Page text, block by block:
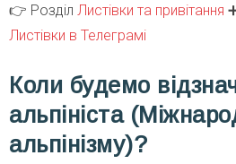
👉 Розділ Листівки та привітання
Листівки в Телеграмі
Коли будемо
альпініста
альпінізму)?